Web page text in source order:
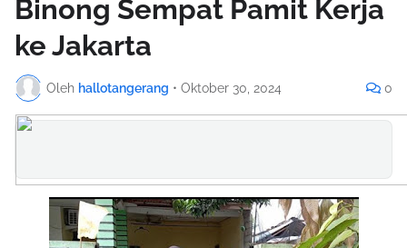
Binong Sempat Pamit Kerja
ke Jakarta
Oleh hallotangerang • Oktober 30, 2024 0